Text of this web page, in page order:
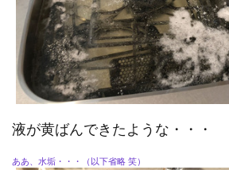
液が黄ばんできたような・・・
ああ、水垢・・・（以下省略 笑）